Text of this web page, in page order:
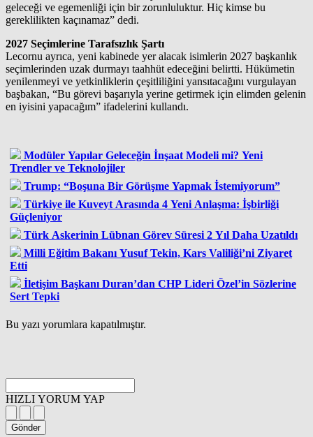
geleceği ve egemenliği için bir zorunluluktur. Hiç kimse bu
gereklilikten kaçınamaz” dedi.
2027 Seçimlerine Tarafsızlık Şartı
Lecornu ayrıca, yeni kabinede yer alacak isimlerin 2027 başkanlık
seçimlerinden uzak durmayı taahhüt edeceğini belirtti. Hükümetin
yenilenmeyi ve yetkinliklerin çeşitliliğini yansıtacağını vurgulayan
başbakan, “Bu görevi başarıyla yerine getirmek için elimden gelenin
en iyisini yapacağım” ifadelerini kullandı.
Modüler Yapılar Geleceğin İnşaat Modeli mi? Yeni
Trendler ve Teknolojiler
Trump: “Boşuna Bir Görüşme Yapmak İstemiyorum”
Türkiye ile Kuveyt Arasında 4 Yeni Anlaşma: İşbirliği
Güçleniyor
Türk Askerinin Lübnan Görev Süresi 2 Yıl Daha Uzatıldı
Milli Eğitim Bakanı Yusuf Tekin, Kars Valiliği’ni Ziyaret
Etti
İletişim Başkanı Duran’dan CHP Lideri Özel’in Sözlerine
Sert Tepki
Bu yazı yorumlara kapatılmıştır.
HIZLI YORUM YAP
Gönder